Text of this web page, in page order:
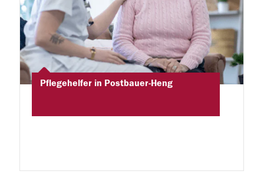
Pflegehelfer in Postbauer-Heng